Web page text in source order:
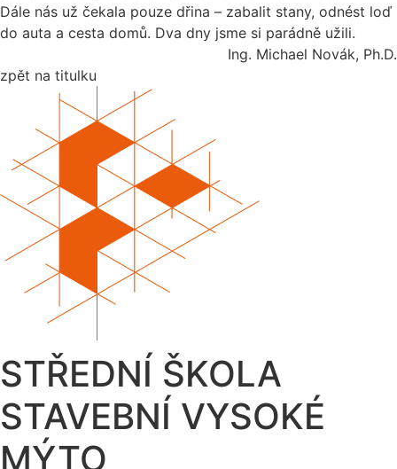
Dále nás už čekala pouze dřina – zabalit stany, odnést loď
do auta a cesta domů. Dva dny jsme si parádně užili.
Ing. Michael Novák, Ph.D.
zpět na titulku
STŘEDNÍ ŠKOLA
STAVEBNÍ VYSOKÉ
MÝTO